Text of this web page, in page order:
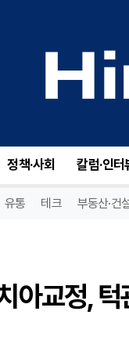
정책·사회 칼럼·인터
유통 테크 부동산·건
교정, 턱